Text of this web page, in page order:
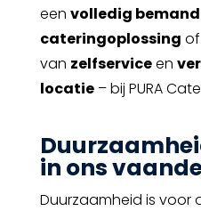
een volledig
cateringoplossing
van zelfserviceen
locatie– bij PURA
in ons
Duurzaamheid is voor